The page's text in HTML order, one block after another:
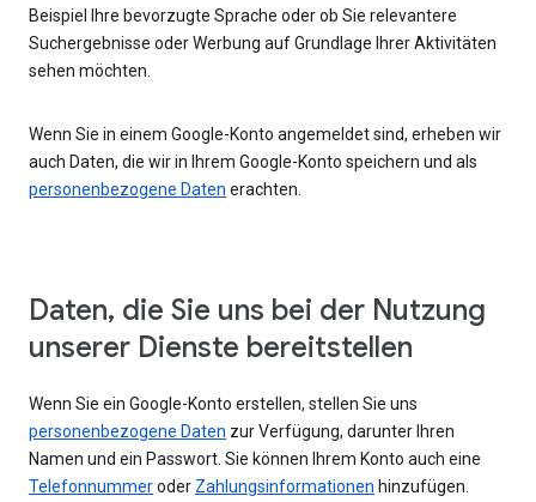
Beispiel Ihre bevorzugte Sprache oder ob Sie relevantere
Suchergebnisse oder Werbung auf Grundlage Ihrer Aktivitäten
sehen möchten.
Wenn Sie in einem Google-Konto angemeldet sind, erheben wir
auch Daten, die wir in Ihrem Google-Konto speichern und als
personenbezogene Daten erachten.
Daten, die Sie uns bei der Nutzung
unserer Dienste bereitstellen
Wenn Sie ein Google-Konto erstellen, stellen Sie uns
personenbezogene Daten zur Verfügung, darunter Ihren
Namen und ein Passwort. Sie können Ihrem Konto auch eine
Telefonnummeroder Zahlungsinformationen hinzufügen.